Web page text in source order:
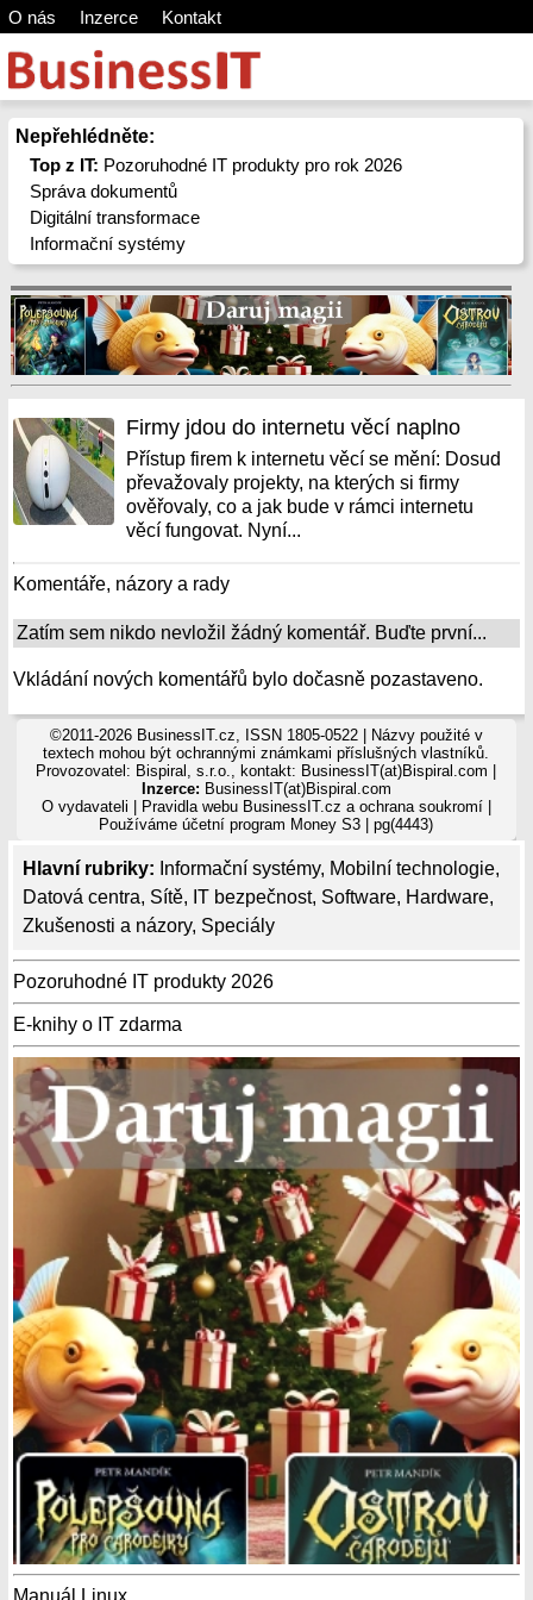
O nás Inzerce Kontakt
Nepřehlédněte:
Top z IT: Pozoruhodné IT produkty pro rok 2026
Správa dokumentů
Digitální transformace
Informační systémy
Hlavní rubriky: Informační systémy, Mobilní technologie,
Datová centra, Sítě, IT bezpečnost, Software, Hardware,
Zkušenosti a názory, Speciály
Pozoruhodné IT produkty 2026
E-knihy o IT zdarma
Manuál Linux
Firmy jdou do internetu věcí naplno
Přístup firem k internetu věcí se mění: Dosud
převažovaly projekty, na kterých si firmy
ověřovaly, co a jak bude v rámci internetu
věcí fungovat. Nyní...
Komentáře, názory a rady
Zatím sem nikdo nevložil žádný komentář. Buďte první...
Vkládání nových komentářů bylo dočasně pozastaveno.
©2011-2026 BusinessIT.cz, ISSN 1805-0522 | Názvy použité v
textech mohou být ochrannými známkami příslušných vlastníků.
Provozovatel: Bispiral, s.r.o., kontakt: BusinessIT(at)Bispiral.com |
Inzerce: BusinessIT(at)Bispiral.com
O vydavateli
Pravidla webu BusinessIT.cz a ochrana soukromí|
Používámeúčetní program Money S3 | pg(4443)